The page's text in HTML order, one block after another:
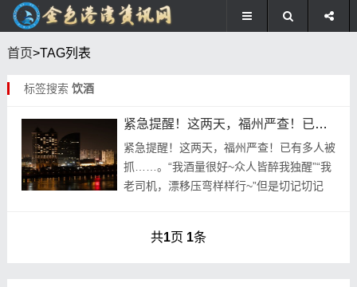
首页>TAG列表
标签搜索 饮酒
紧急提醒！这两天，福州严查！已有多人被抓……
紧急提醒！这两天，福州严查！已有多人被
抓……。“我酒量很好~众人皆醉我独醒”“我
老司机，漂移压弯样样行~”但是切记切记
共1页 1条